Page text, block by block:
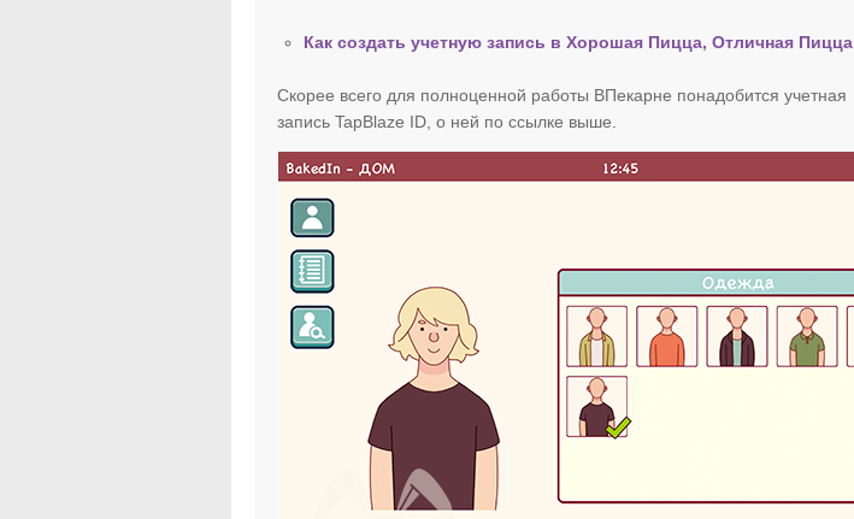
Как создать учетную запись в Хорошая Пицца, Отличная Пицца
Скорее всего для полноценной работы ВПекарне понадобится учетная
запись TapBlaze ID, о ней по ссылке выше.